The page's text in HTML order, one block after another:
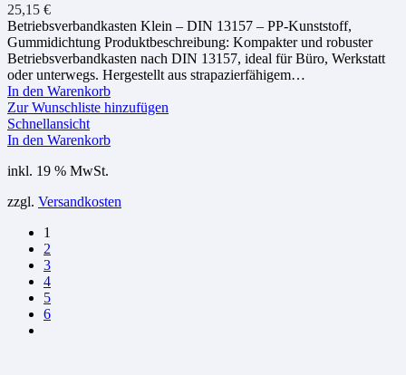
25,15 €
Betriebsverbandkasten Klein – DIN 13157 – PP-Kunststoff,
Gummidichtung Produktbeschreibung: Kompakter und robuster
Betriebsverbandkasten nach DIN 13157, ideal für Büro, Werkstatt
oder unterwegs. Hergestellt aus strapazierfähigem…
In den Warenkorb
Zur Wunschliste hinzufügen
Schnellansicht
In den Warenkorb
inkl. 19 % MwSt.
zzgl. Versandkosten
1
2
3
4
5
6